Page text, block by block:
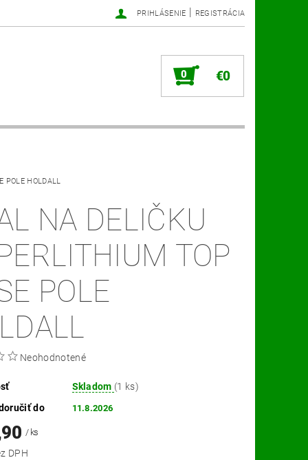
PRIHLÁSENIE | REGISTRÁCIA
0 €0
POLE HOLDALL
NA DELIČKU
TOP
POLE
Neohodnotené
Skladom (1 ks)
do
11.8.2026
/ ks
bez DPH